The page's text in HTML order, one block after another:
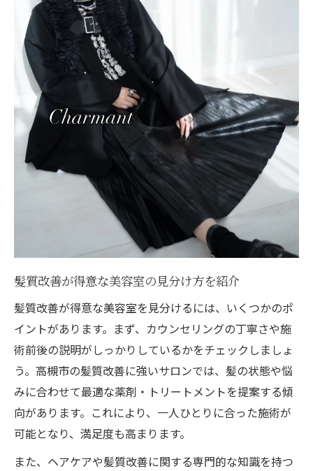
髪質改善が得意な美容室の見分け方を紹介
髪質改善が得意な美容室を見分けるには、いくつかのポ
イントがあります。まず、カウンセリングの丁寧さや施
術前後の説明がしっかりしているかをチェックしましょ
う。高槻市の髪質改善に強いサロンでは、髪の状態や悩
みに合わせて最適な薬剤・トリートメントを提案する傾
向があります。これにより、一人ひとりに合った施術が
可能となり、満足度も高まります。
また、ヘアケアや髪質改善に関する専門的な知識を持つ